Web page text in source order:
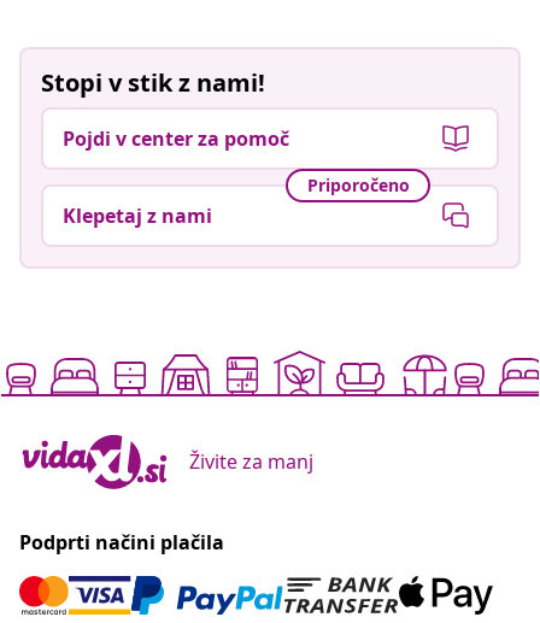
Stopi v stik z nami!
Pojdi v center za pomoč
Priporočeno
Klepetaj z nami
Živite za manj
Podprti načini plačila